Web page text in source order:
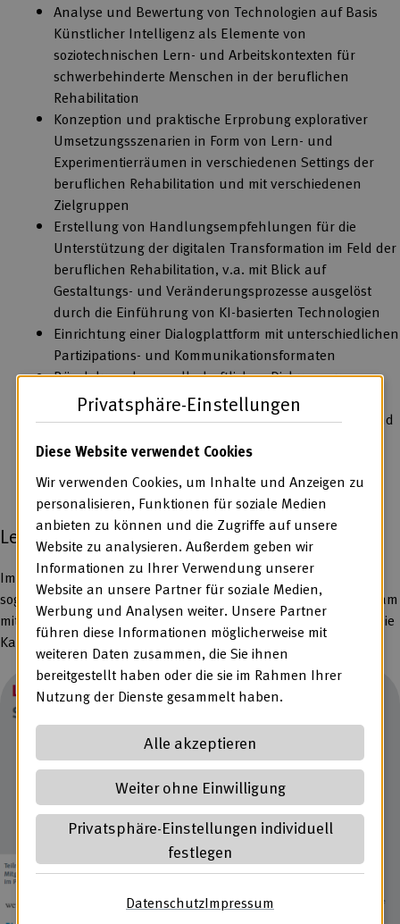
Analyse und Bewertung von Technologien auf Basis
Künstlicher Intelligenz als Elemente von
soziotechnischen Lern- und Arbeitskontexten für
schwerbehinderte Menschen in der beruflichen
Rehabilitation
Konzeption und praktische Erprobung explorativer
Umsetzungsszenarien in Form von Lern- und
Experimentierräumen in verschiedenen Settings der
beruflichen Rehabilitation und mit verschiedenen
Zielgruppen
Erstellung von Handlungsempfehlungen für die
Unterstützung der digitalen Transformation im Feld der
beruflichen Rehabilitation, v.a. mit Blick auf
Gestaltungs- und Veränderungsprozesse ausgelöst
durch die Einführung von KI-basierten Technologien
Einrichtung einer Dialogplattform mit unterschiedlichen
Partizipations- und Kommunikationsformaten
Bündelung des gesellschaftlichen Diskurses um
Inklusion und Chancen wie Risiken neuer
Technologien auf Basis Künstlicher Intelligenz für und
mit Menschen mit Behinderungen
Lern- und Experimentierräume
Im Projekt KI.ASSIST wurden KI-gestützte Assistenzdienste in
sogenannten Lern- und Experimentierräumen (LER) gemeinsam
mit Menschen mit Behinderungen und Fachkräften erprobt. Die
Karte zeigt die Standorte der LER in ganz Deutschland.
Privatsphäre-Einstellungen
Diese Website verwendet Cookies
Wir verwenden Cookies, um Inhalte und Anzeigen zu
personalisieren, Funktionen für soziale Medien
anbieten zu können und die Zugriffe auf unsere
Website zu analysieren. Außerdem geben wir
Informationen zu Ihrer Verwendung unserer
Website an unsere Partner für soziale Medien,
Werbung und Analysen weiter. Unsere Partner
führen diese Informationen möglicherweise mit
weiteren Daten zusammen, die Sie ihnen
bereitgestellt haben oder die sie im Rahmen Ihrer
Nutzung der Dienste gesammelt haben.
Alle akzeptieren
Weiter ohne Einwilligung
Privatsphäre-Einstellungen individuell
festlegen
Datenschutz(öffnet in neuem Tab)
Impressum (öffnet in neuem